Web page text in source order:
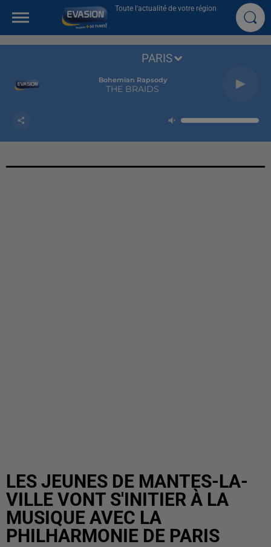
Toute l'actualité de votre région
Bohemian Rapsody
THE BRAIDS
PARIS
LES JEUNES DE MANTES-LA-
VILLE VONT S'INITIER À LA
MUSIQUE AVEC LA
PHILHARMONIE DE PARIS